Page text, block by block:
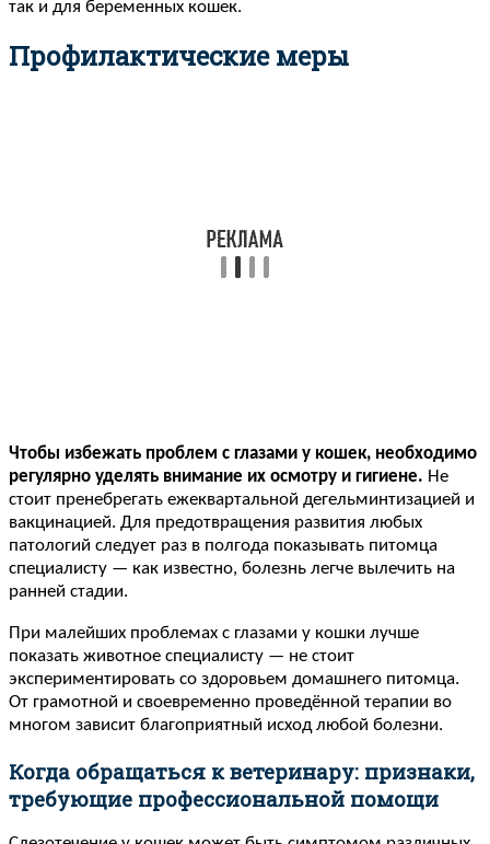
так и для беременных кошек.
Профилактические меры
Чтобы избежать проблем с глазами у кошек, необходимо
регулярно уделять внимание их осмотру и гигиене. Не
стоит пренебрегать ежеквартальной дегельминтизацией и
вакцинацией. Для предотвращения развития любых
патологий следует раз в полгода показывать питомца
специалисту — как известно, болезнь легче вылечить на
ранней стадии.
При малейших проблемах с глазами у кошки лучше
показать животное специалисту — не стоит
экспериментировать со здоровьем домашнего питомца.
От грамотной и своевременно проведённой терапии во
многом зависит благоприятный исход любой болезни.
Когда обращаться к ветеринару: признаки,
требующие профессиональной помощи